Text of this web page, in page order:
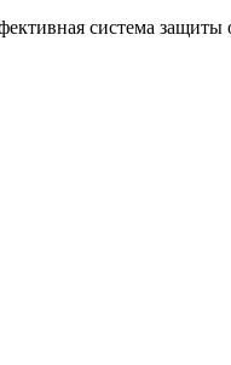
система защиты